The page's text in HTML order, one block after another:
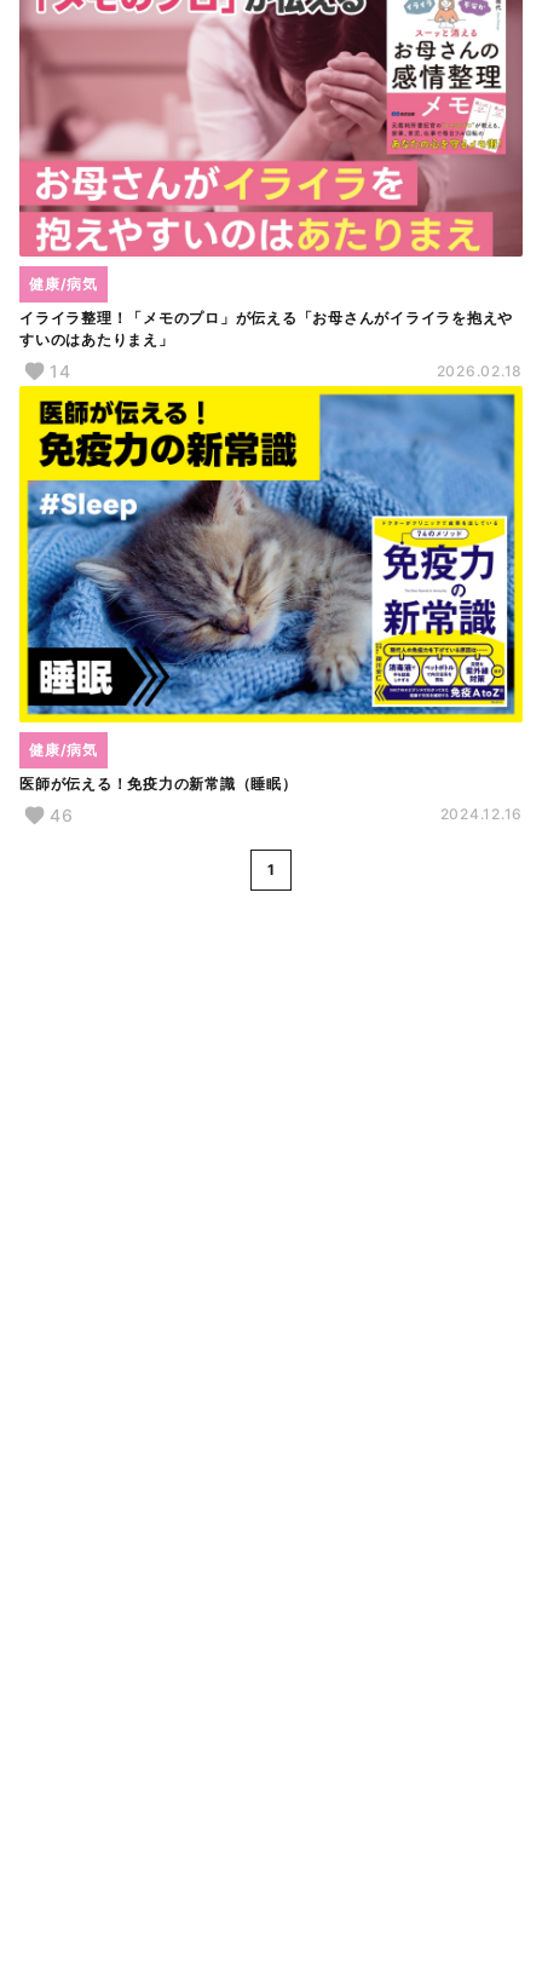
イライラ整理！「メモのプロ」が伝える「お母さんがイライラを抱えや
すいのはあたりまえ」
健康/病気
14 2026.02.18
医師が伝える！免疫力の新常識（睡眠）
健康/病気
46 2024.12.16
1